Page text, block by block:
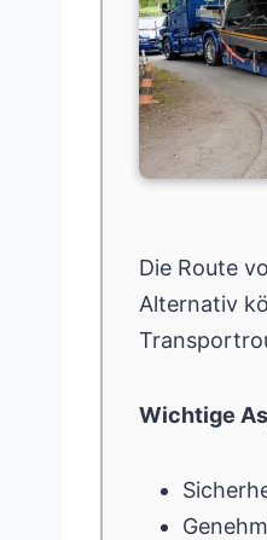
Die Route
Alternativ
Wichtige